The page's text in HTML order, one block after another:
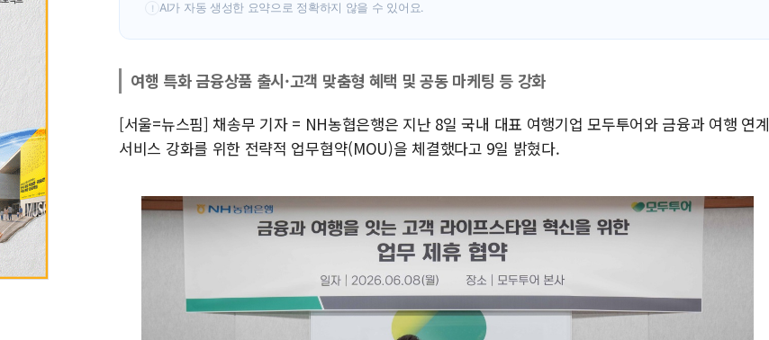
! AI가 자동 생성한 요약으로 정확하지 않을 수 있어요.
여행 특화 금융상품 출시·고객 맞춤형 혜택 및 공동 마케팅 등 강화
[서울=뉴스핌] 채송무 기자 = NH농협은행은 지난 8일 국내 대표 여행기업 모두투어와 금융과 여행 연계
서비스 강화를 위한 전략적 업무협약(MOU)을 체결했다고 9일 밝혔다.